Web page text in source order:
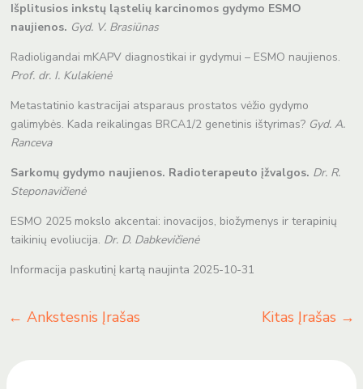
Išplitusios inkstų ląstelių karcinomos gydymo ESMO
naujienos. Gyd. V. Brasiūnas
Radioligandai mKAPV diagnostikai ir gydymui – ESMO naujienos.
Prof. dr. I. Kulakienė
Metastatinio kastracijai atsparaus prostatos vėžio gydymo
galimybės. Kada reikalingas BRCA1/2 genetinis ištyrimas? Gyd. A.
Ranceva
Sarkomų gydymo naujienos. Radioterapeuto įžvalgos. Dr. R.
Steponavičienė
ESMO 2025 mokslo akcentai: inovacijos, biožymenys ir terapinių
taikinių evoliucija. Dr. D. Dabkevičienė
Informacija paskutinį kartą naujinta 2025-10-31
← Ankstesnis Įrašas Kitas Įrašas →